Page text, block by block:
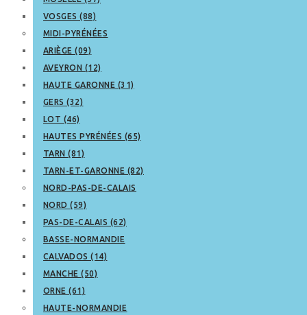
VOSGES (88)
MIDI-PYRÉNÉES
ARIÈGE (09)
AVEYRON (12)
HAUTE GARONNE (31)
GERS (32)
LOT (46)
HAUTES PYRÉNÉES (65)
TARN (81)
TARN-ET-GARONNE (82)
NORD-PAS-DE-CALAIS
NORD (59)
PAS-DE-CALAIS (62)
BASSE-NORMANDIE
CALVADOS (14)
MANCHE (50)
ORNE (61)
HAUTE-NORMANDIE